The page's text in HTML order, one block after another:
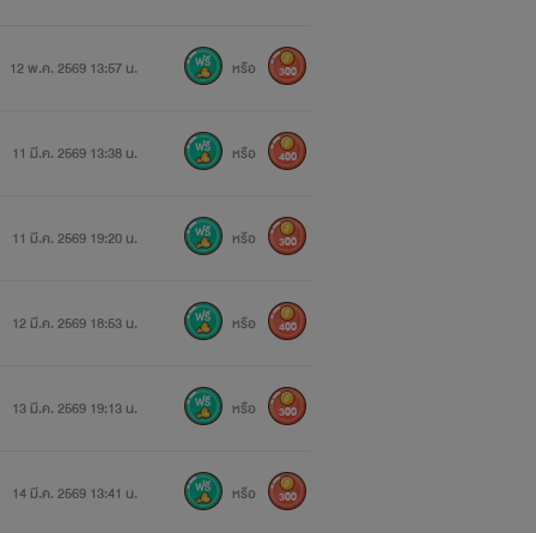
12 พ.ค. 2569 13:57 น. หรือ 300
11 มี.ค. 2569 13:38 น. หรือ 400
11 มี.ค. 2569 19:20 น. หรือ 300
12 มี.ค. 2569 18:53 น. หรือ 400
13 มี.ค. 2569 19:13 น. หรือ 300
14 มี.ค. 2569 13:41 น. หรือ 300